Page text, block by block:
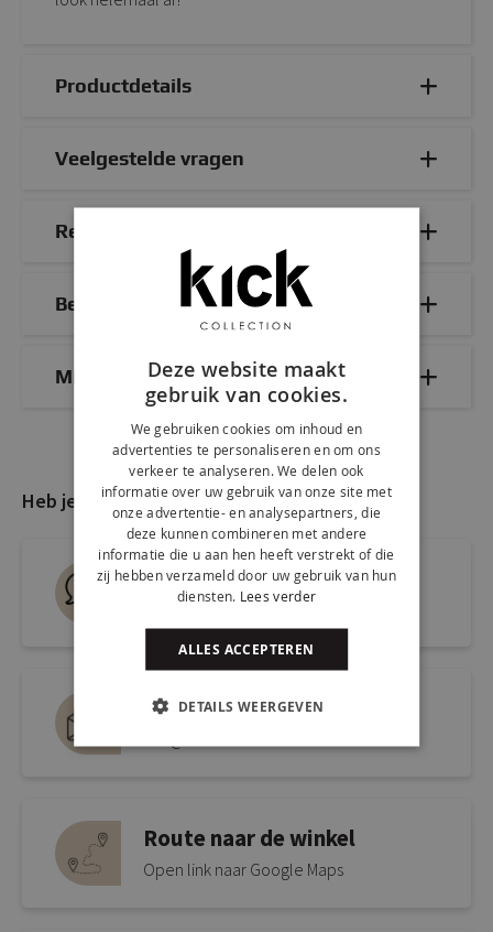
Productdetails
Veelgestelde vragen
Reviews
Bezorg- & retourinformatie
Mix & Match
Heb je nog vragen?
Live chat
Snel antwoord op je vraag
Mail ons via
Route naar de winkel
Open link naar Google Maps
Deze website maakt
gebruik van cookies.
We gebruiken cookies om inhoud en
advertenties te personaliseren en om ons
verkeer te analyseren. We delen ook
informatie over uw gebruik van onze site met
onze advertentie- en analysepartners, die
deze kunnen combineren met andere
informatie die u aan hen heeft verstrekt of die
zij hebben verzameld door uw gebruik van hun
diensten. Lees verder
ALLES ACCEPTEREN
DETAILS WEERGEVEN